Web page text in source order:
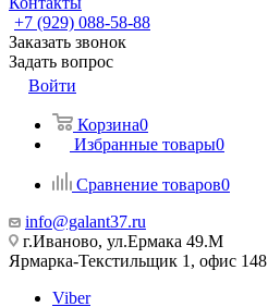
+7 (929) 088-58-88
Заказать звонок
Задать вопрос
Войти
Корзина0
Избранные товары0
Сравнение товаров0
info@galant37.ru
г.Иваново, ул.Ермака 49.M
Ярмарка-Текстильщик 1, офис 148
Viber